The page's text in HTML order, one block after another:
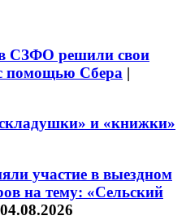
СЗФО решили свои
помощью Сбера |
и «книжки»
участие в выездном
на тему: «Сельский
04.08.2026